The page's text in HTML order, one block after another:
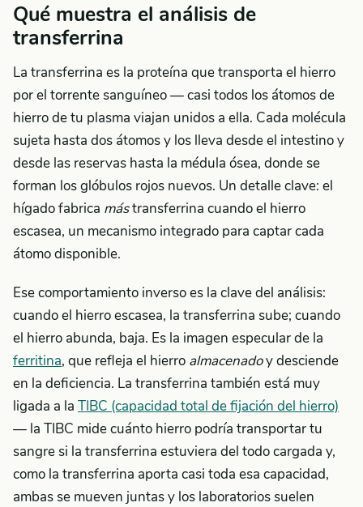
Qué muestra el análisis de
transferrina
La transferrina es la proteína que transporta el hierro
por el torrente sanguíneo — casi todos los átomos de
hierro de tu plasma viajan unidos a ella. Cada molécula
sujeta hasta dos átomos y los lleva desde el intestino y
desde las reservas hasta la médula ósea, donde se
forman los glóbulos rojos nuevos. Un detalle clave: el
hígado fabrica mástransferrina cuando el hierro
escasea, un mecanismo integrado para captar cada
átomo disponible.
Ese comportamiento inverso es la clave del análisis:
cuando el hierro escasea, la transferrina sube; cuando
el hierro abunda, baja. Es la imagen especular de la
ferritina, que refleja el hierro almacenadoy desciende
en la deficiencia. La transferrina también está muy
ligada a la TIBC (capacidad total de fijación del hierro)
— la TIBC mide cuánto hierro podría transportar tu
sangre si la transferrina estuviera del todo cargada y,
como la transferrina aporta casi toda esa capacidad,
ambas se mueven juntas y los laboratorios suelen